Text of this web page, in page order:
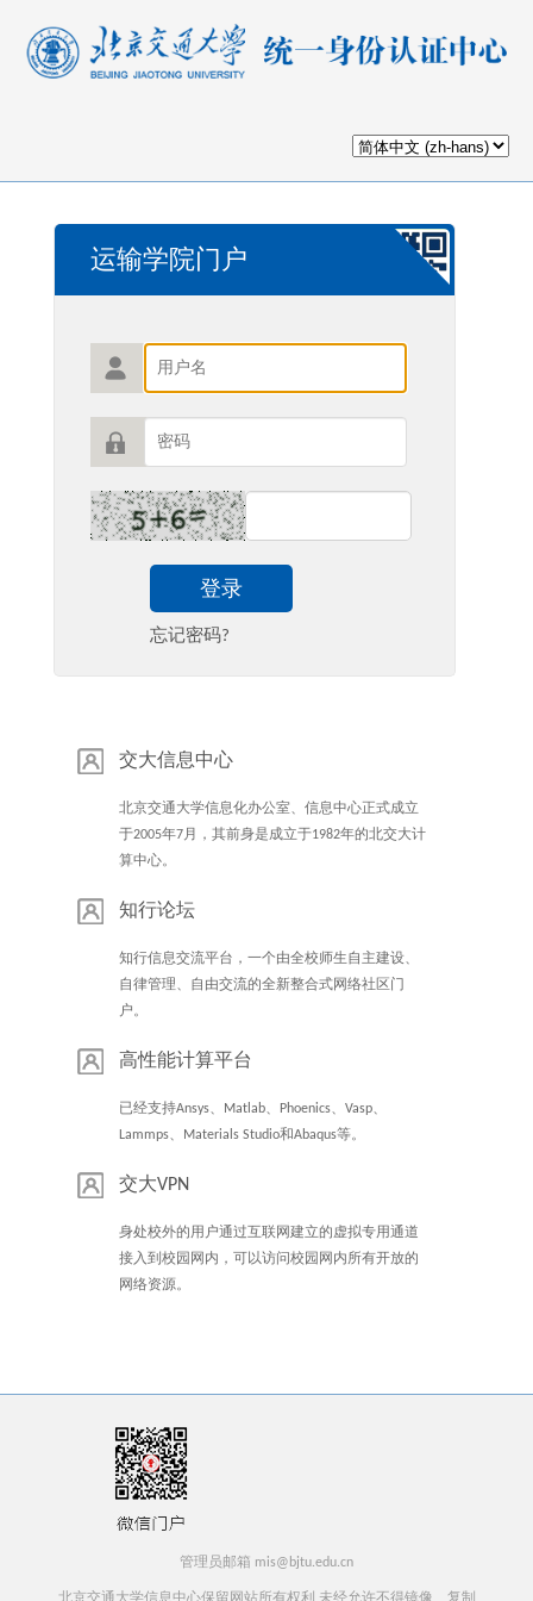
运输学院门户
登录
忘记密码?
交大信息中心
北京交通大学信息化办公室、信息中心正式成立
于2005年7月，其前身是成立于1982年的北交大计
算中心。
知行论坛
知行信息交流平台，一个由全校师生自主建设、
自律管理、自由交流的全新整合式网络社区门
户。
高性能计算平台
已经支持Ansys、Matlab、Phoenics、Vasp、
Lammps、Materials Studio和Abaqus等。
交大VPN
身处校外的用户通过互联网建立的虚拟专用通道
接入到校园网内，可以访问校园网内所有开放的
网络资源。
管理员邮箱 mis@bjtu.edu.cn